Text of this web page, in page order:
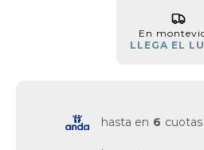
En
LLEGA EL
hasta en 6